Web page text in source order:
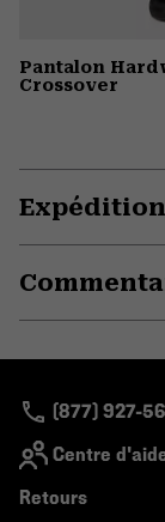
Pantalon
Crossover
(877) 927-
Centre
Retours